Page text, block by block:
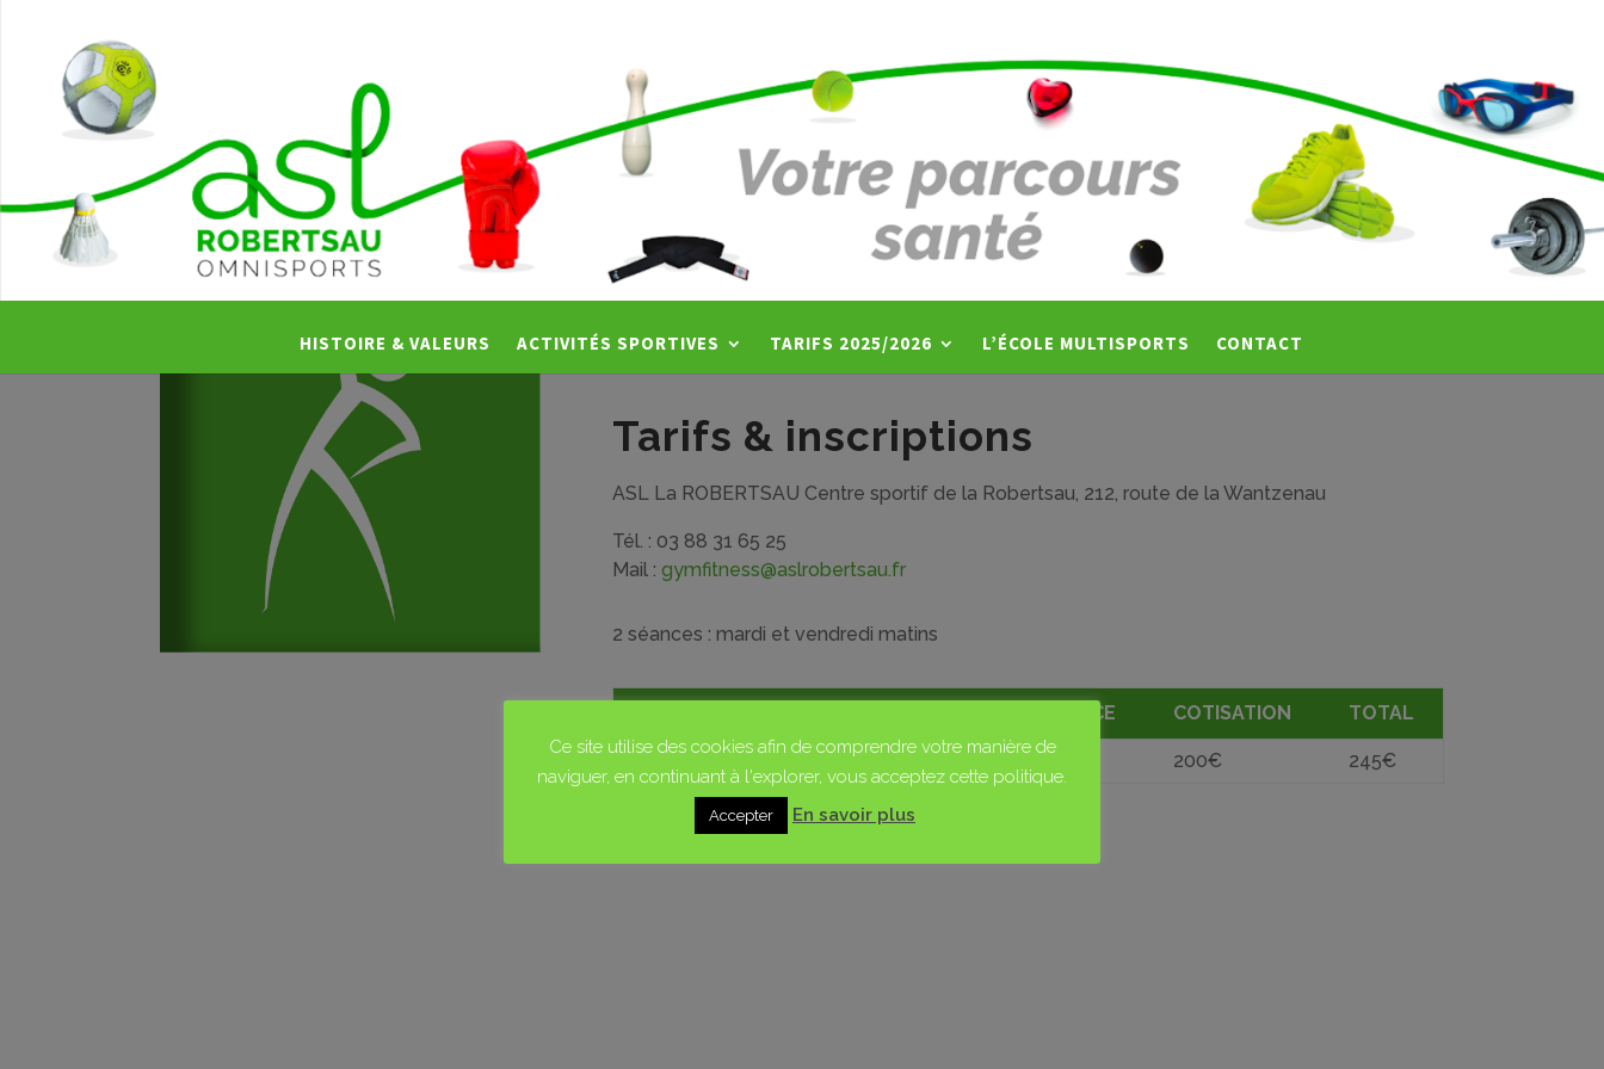
HISTOIRE & VALEURS ACTIVITÉS SPORTIVES TARIFS 2025/2026 L’ÉCOLE MULTISPORTS CONTACT
gym sénior
Tarifs & inscriptions
ASL La ROBERTSAU Centre sportif de la Robertsau, 212, route de la Wantzenau
Tél. : 03 88 31 65 25
Mail : gymfitness@aslrobertsau.fr
2 séances : mardi et vendredi matins
LICENCE COTISATION TOTAL
MEMBRE EXCLUSIF 40€ 5€ 200€ 245€
Ce site utilise des cookies afin de comprendre votre manière de
naviguer, en continuant à l'explorer, vous acceptez cette politique.
Accepter En savoir plus